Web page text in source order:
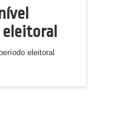
eleitoral